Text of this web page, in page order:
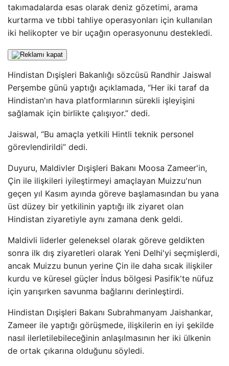
takımadalarda esas olarak deniz gözetimi, arama
kurtarma ve tıbbi tahliye operasyonları için kullanılan
iki helikopter ve bir uçağın operasyonunu destekledi.
Hindistan Dışişleri Bakanlığı sözcüsü Randhir Jaiswal
Perşembe günü yaptığı açıklamada, “Her iki taraf da
Hindistan'ın hava platformlarının sürekli işleyişini
sağlamak için birlikte çalışıyor.” dedi.
Jaiswal, “Bu amaçla yetkili Hintli teknik personel
görevlendirildi” dedi.
Duyuru, Maldivler Dışişleri Bakanı Moosa Zameer'in,
Çin ile ilişkileri iyileştirmeyi amaçlayan Muizzu'nun
geçen yıl Kasım ayında göreve başlamasından bu yana
üst düzey bir yetkilinin yaptığı ilk ziyaret olan
Hindistan ziyaretiyle aynı zamana denk geldi.
Maldivli liderler geleneksel olarak göreve geldikten
sonra ilk dış ziyaretleri olarak Yeni Delhi'yi seçmişlerdi,
ancak Muizzu bunun yerine Çin ile daha sıcak ilişkiler
kurdu ve küresel güçler İndus bölgesi Pasifik'te nüfuz
için yarışırken savunma bağlarını derinleştirdi.
Hindistan Dışişleri Bakanı Subrahmanyam Jaishankar,
Zameer ile yaptığı görüşmede, ilişkilerin en iyi şekilde
nasıl ilerletilebileceğinin anlaşılmasının her iki ülkenin
de ortak çıkarına olduğunu söyledi.